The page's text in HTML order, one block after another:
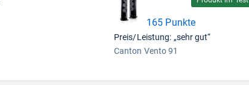
165 Punkte
Preis/Leistung: „sehr gut“
Canton Vento 91